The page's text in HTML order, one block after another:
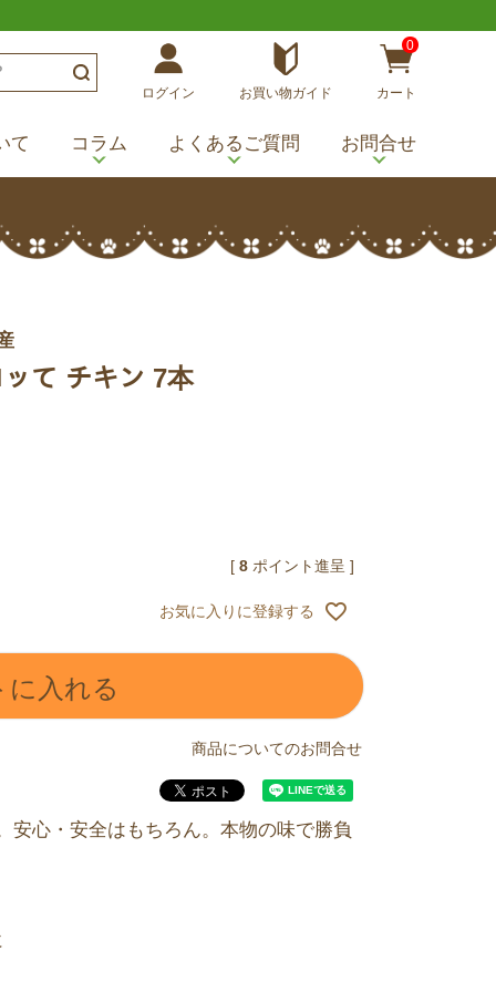
ログイン お買い物ガイド
0
カート
て コラム よくあるご質問 お問合せ
ッて チキン 7本
[ 8 ポイント進呈 ]
お気に入りに登録する
に入れる
商品についてのお問合せ
安心・安全はもちろん。本物の味で勝負